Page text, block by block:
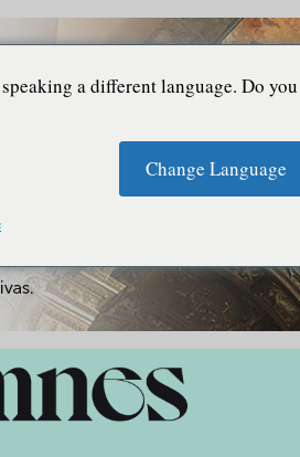
a different language. Do you
Change Language